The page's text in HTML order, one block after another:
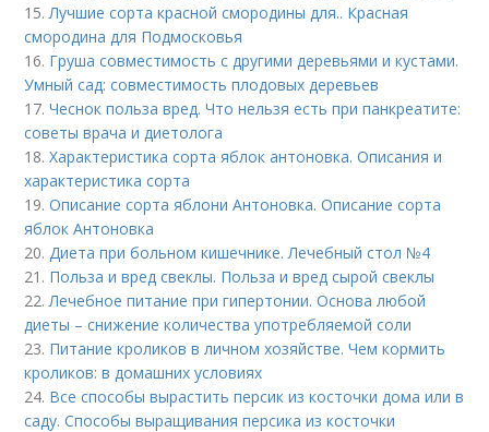
15.Лучшие сорта красной смородины для.. Красная
смородина для Подмосковья
16. Груша совместимость с другими деревьями и кустами.
Умный сад: совместимость плодовых деревьев
17.Чеснок польза вред. Что нельзя есть при панкреатите:
советы врача и диетолога
18.Характеристика сорта яблок антоновка. Описания и
характеристика сорта
19.Описание сорта яблони Антоновка. Описание сорта
яблок Антоновка
20.Диета при больном кишечнике. Лечебный стол №4
21. Польза и вред свеклы. Польза и вред сырой свеклы
22.Лечебное питание при гипертонии. Основа любой
диеты – снижение количества употребляемой соли
23. Питание кроликов в личном хозяйстве. Чем кормить
кроликов: в домашних условиях
24. Все способы вырастить персик из косточки дома или в
саду. Способы выращивания персика из косточки